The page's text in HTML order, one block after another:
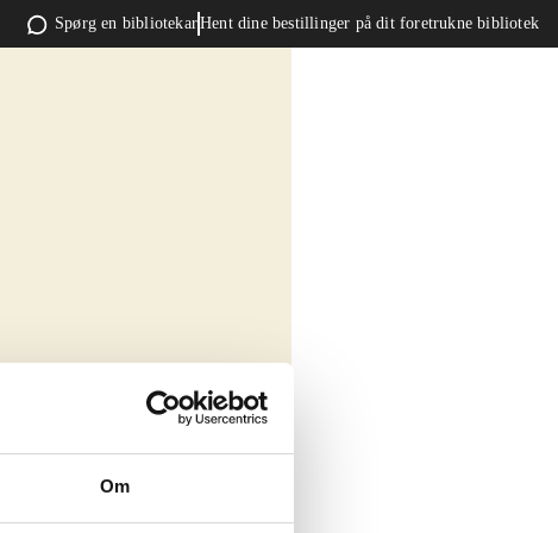
Om
Spørg en bibliotekarHent dine bestillinger på dit foretrukne bibliotek